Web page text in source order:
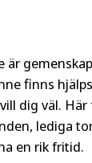
är
finns
dig väl. Här
lediga
en rik fritid.